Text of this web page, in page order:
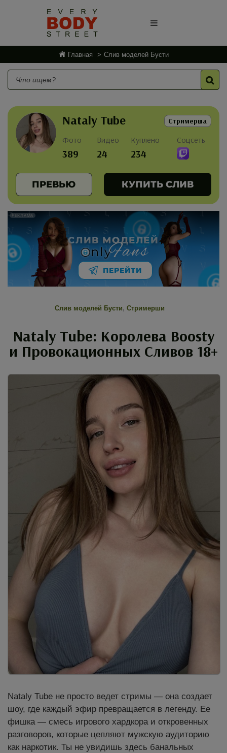
Главная Слив моделей Бусти
Nataly Tube Стримерша
Фото
389
Видео
24
Куплено
234
Соцсеть
ПРЕВЬЮ КУПИТЬ СЛИВ
РЕКЛАМА
СЛИВ МОДЕЛЕЙ
nlyFans
ПЕРЕЙТИ
Слив моделей Бусти, Стримерши
Nataly Tube: Королева Boosty
и Провокационных Сливов 18+
Nataly Tube не просто ведет стримы — она создает
шоу, где каждый эфир превращается в легенду. Ее
фишка — смесь игрового хардкора и откровенных
разговоров, которые цепляют мужскую аудиторию
как наркотик. Ты не увидишь здесь банальных